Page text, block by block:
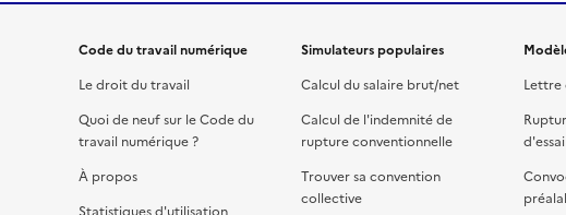
Code du travail numérique
Le droit du travail
Quoi de neuf sur le Code du
travail numérique ?
À propos
Simulateurs populaires
Calcul du salaire brut/net
Calcul de l'indemnité de
rupture conventionnelle
Trouver sa convention
collective
Lettre